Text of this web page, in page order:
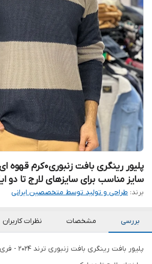
سایز مناسب برای سایزهای لارج تا دو
برند: طراحی و تولید توسط متخصصین ایرانی
بررسی مشخصات نظرات کاربران
پلیور بافت